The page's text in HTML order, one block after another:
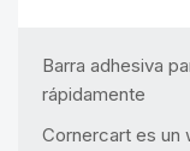
Barra adhesiva
rápidamente
Cornercart es un